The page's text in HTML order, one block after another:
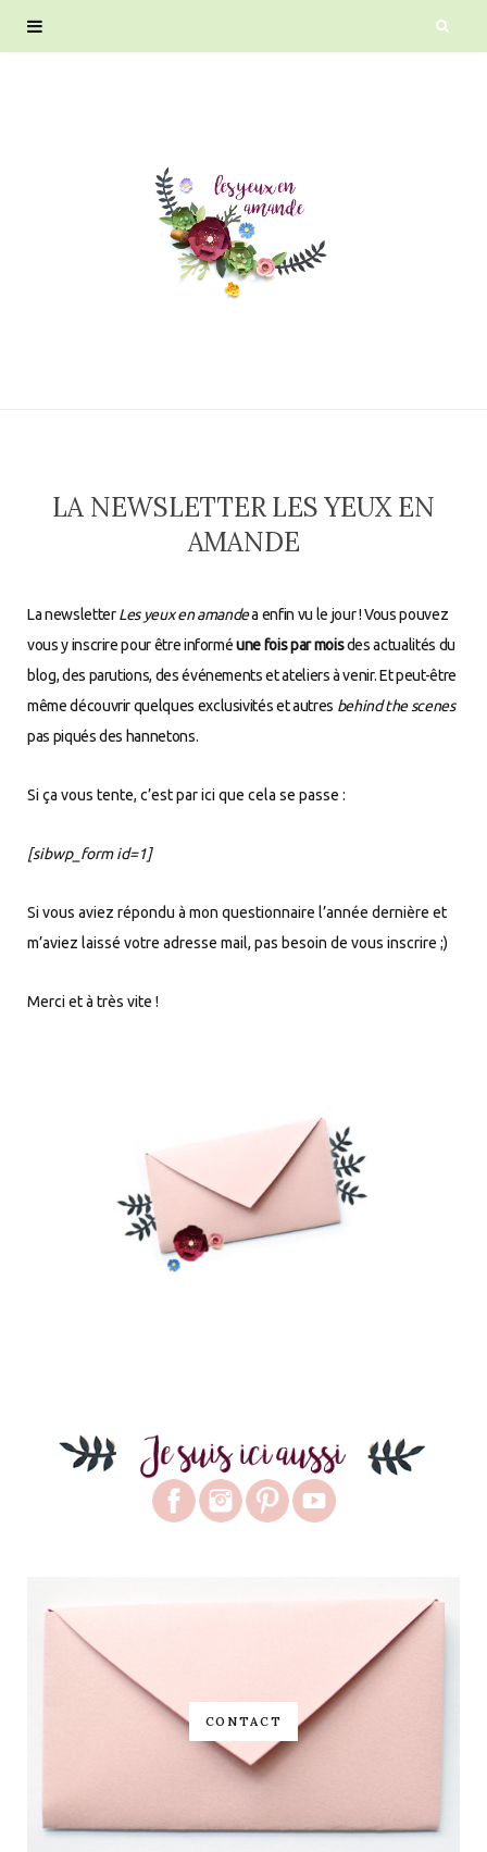
LA NEWSLETTER LES YEUX EN
AMANDE
La newsletterLes yeux en amandea enfin vu le jour ! Vous pouvez
vous y inscrire pour être informéune fois par moisdes actualités du
blog, des parutions, des événements et ateliers à venir. Et peut-être
même découvrir quelques exclusivités et autres behind the scenes
pas piqués des hannetons.
Si ça vous tente, c’est par ici que cela se passe :
[sibwp_form id=1]
Si vous aviez répondu à mon questionnaire l’année dernière et
m’aviez laissé votre adresse mail, pas besoin de vous inscrire ;)
Merci et à très vite !
CONTACT